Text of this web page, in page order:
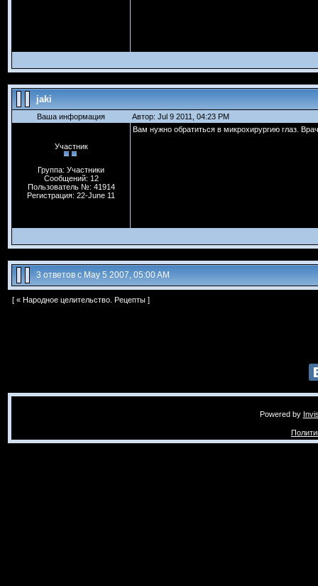
jaki
Ваша информация Автор: Jul 9 2011, 04:23 PM
Участник
Группа: Участники
Сообщений: 12
Пользователь №: 41914
Регистрация: 22-June 11
Вам нужно обратиться в микрохирургию глаз.
3 ответов с May 5 2007, 05:00 AM
[ « Народное целительство. Рецепты ]
Powered by